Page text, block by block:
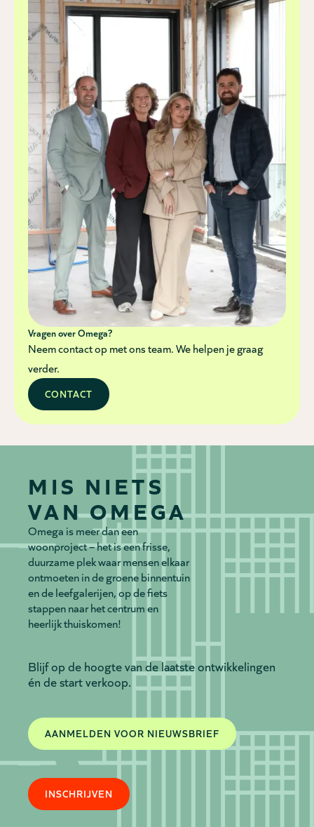
Vragen over Omega?
Neem contact op met ons team. We helpen je graag
verder.
CONTACT
MIS NIETS
VAN OMEGA
Omega is meer dan een
woonproject – het is een frisse,
duurzame plek waar mensen elkaar
ontmoeten in de groene binnentuin
en de leefgalerijen, op de fiets
stappen naar het centrum en
heerlijk thuiskomen!
Blijf op de hoogte van de laatste ontwikkelingen
én de start verkoop.
AANMELDEN VOOR NIEUWSBRIEF
INSCHRIJVEN